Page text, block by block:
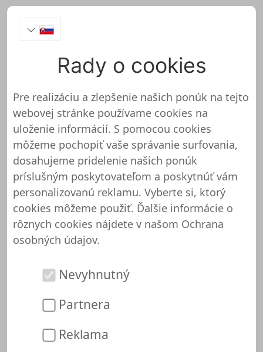
Skineco Onlineshop Test
Skineco ešte nebol skontrolovaný a
otestovaný
O tomto obchode alebo webovej stránke zatiaľ
nemáme žiadne podrobné informácie. To
znamená, že Skineco ešte nebol skontrolovaný a
otestovaný naším tímom podpory. To však
môžete s čistým svedomím nakupovať na
ponuky alebo poukážky. Zistite, koľko môžete
Rady o cookies
Pre realizáciu a zlepšenie našich ponúk na tejto
webovej stránke používame cookies na
uloženie informácií. S pomocou cookies
môžeme pochopiť vaše správanie surfovania,
dosahujeme pridelenie našich ponúk
príslušným poskytovateľom a poskytnúť vám
personalizovanú reklamu. Vyberte si, ktorý
cookies môžeme použiť. Ďalšie informácie o
rôznych cookies nájdete v našom Ochrana
osobných údajov.
Nevyhnutný
Partnera
Reklama